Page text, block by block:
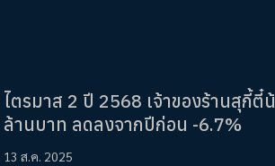
ไตรมาส 2 ปี 2568 เจ้าของร้านสุกี้ตี๋
ล้านบาท ลดลงจากปีก่อน -6.7%
13 ส.ค. 2025